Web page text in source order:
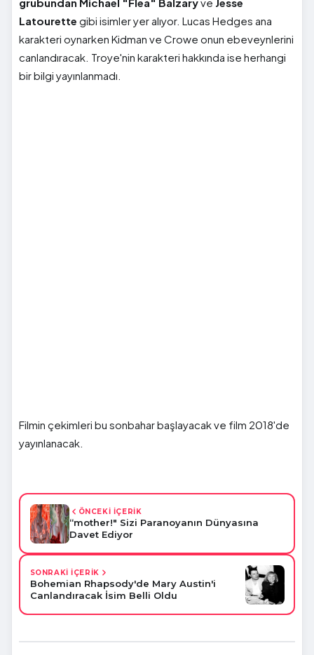
Latourette gibi isimler yer alıyor. Lucas Hedges ana
karakteri oynarken Kidman ve Crowe onun ebeveynlerini
canlandıracak. Troye'nin karakteri hakkında ise herhangi
bir bilgi yayınlanmadı.
Filmin çekimleri bu sonbahar başlayacak ve film 2018'de
yayınlanacak.
ÖNCEKİ İÇERİK
“mother!" Sizi Paranoyanın Dünyasına
Davet Ediyor
SONRAKİ İÇERİK
Bohemian Rhapsody'de Mary Austin'i
Canlandıracak İsim Belli Oldu